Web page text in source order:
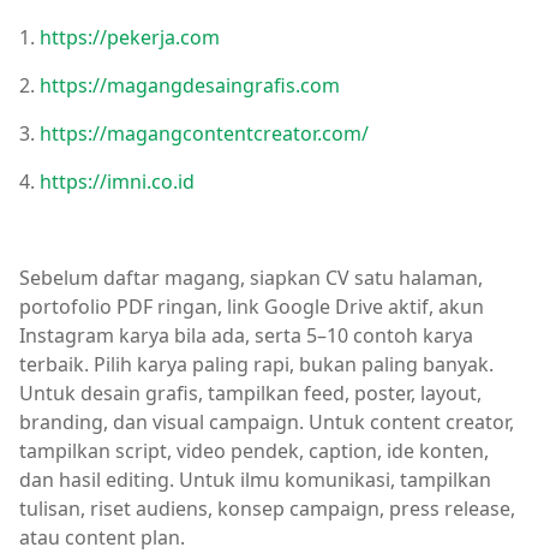
1. https://pekerja.com
2. https://magangdesaingrafis.com
3. https://magangcontentcreator.com/
4. https://imni.co.id
Sebelum daftar magang, siapkan CV satu halaman,
portofolio PDF ringan, link Google Drive aktif, akun
Instagram karya bila ada, serta 5–10 contoh karya
terbaik. Pilih karya paling rapi, bukan paling banyak.
Untuk desain grafis, tampilkan feed, poster, layout,
branding, dan visual campaign. Untuk content creator,
tampilkan script, video pendek, caption, ide konten,
dan hasil editing. Untuk ilmu komunikasi, tampilkan
tulisan, riset audiens, konsep campaign, press release,
atau content plan.